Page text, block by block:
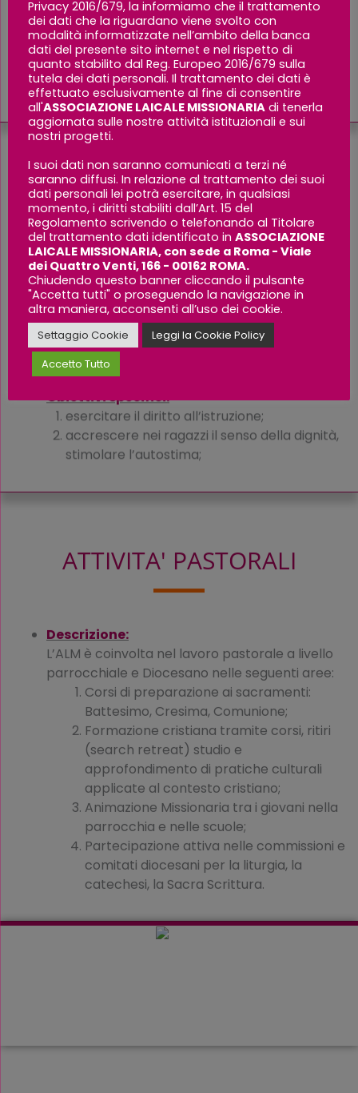
tramite l’istruzione ridurre l’analfabetismo
e l’incidenza di matrimoni precoci tra le
ragazze orfane e ragazzi a rischio;
creare condizioni psicologiche adeguate
ad una normale crescita dei bambini.
BORSE DI STUDIO PER
GIOVANI DELLE SCUOLE
SECONDARIE
Obiettivo generale:
aiutare ragazzi orfani e bambini vulnerabili ad
accedere alla scuola secondaria.
Obiettivi specifici:
esercitare il diritto all’istruzione;
accrescere nei ragazzi il senso della dignità,
stimolare l’autostima;
ATTIVITA' PASTORALI
Descrizione:
L’ALM è coinvolta nel lavoro pastorale a livello
parrocchiale e Diocesano nelle seguenti aree:
Corsi di preparazione ai sacramenti:
Battesimo, Cresima, Comunione;
Formazione cristiana tramite corsi, ritiri
(search retreat) studio e
approfondimento di pratiche culturali
applicate al contesto cristiano;
Animazione Missionaria tra i giovani nella
parrocchia e nelle scuole;
Partecipazione attiva nelle commissioni e
comitati diocesani per la liturgia, la
catechesi, la Sacra Scrittura.
Privacy 2016/679, la informiamo che il trattamento
dei dati che la riguardano viene svolto con
modalità informatizzate nell’ambito della banca
dati del presente sito internet e nel rispetto di
quanto stabilito dal Reg. Europeo 2016/679 sulla
tutela dei dati personali. Il trattamento dei dati è
effettuato esclusivamente al fine di consentire
all'ASSOCIAZIONE LAICALE MISSIONARIA di tenerla
aggiornata sulle nostre attività istituzionali e sui
nostri progetti.
I suoi dati non saranno comunicati a terzi né
saranno diffusi. In relazione al trattamento dei suoi
dati personali lei potrà esercitare, in qualsiasi
momento, i diritti stabiliti dall’Art. 15 del
Regolamento scrivendo o telefonando al Titolare
del trattamento dati identificato in ASSOCIAZIONE
LAICALE MISSIONARIA, con sede a Roma - Viale
dei Quattro Venti, 166 - 00162 ROMA.
Chiudendo questo banner cliccando il pulsante
"Accetta tutti" o proseguendo la navigazione in
altra maniera, acconsenti all’uso dei cookie.
Settaggio Cookie
Leggi la Cookie Policy
Accetto Tutto